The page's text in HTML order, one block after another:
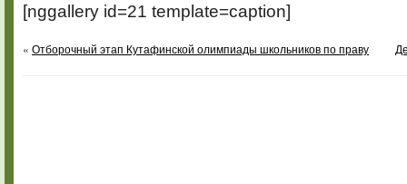
[nggallery id=21 template=caption]
« Отборочный этап Кутафинской олимпиады школьников по праву